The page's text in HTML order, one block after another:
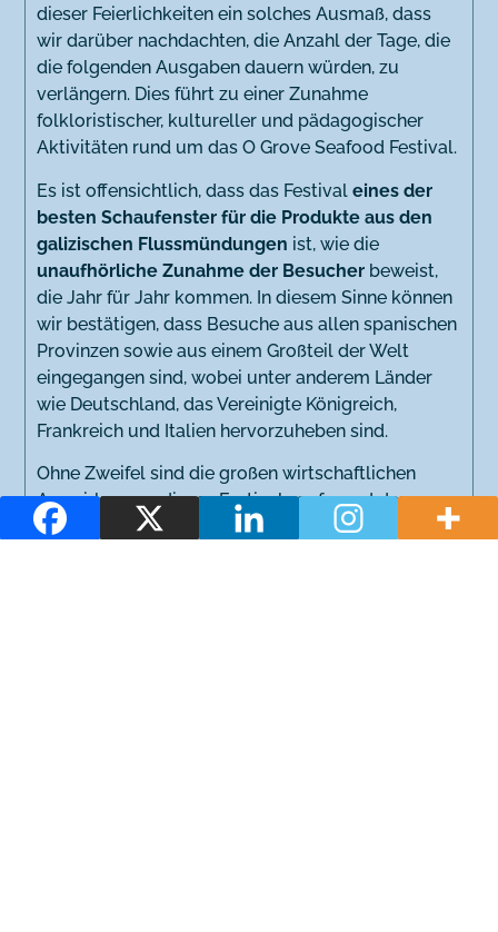
dieser Feierlichkeiten ein solches Ausmaß, dass
wir darüber nachdachten, die Anzahl der Tage, die
die folgenden Ausgaben dauern würden, zu
verlängern. Dies führt zu einer Zunahme
folkloristischer, kultureller und pädagogischer
Aktivitäten rund um das O Grove Seafood Festival.
Es ist offensichtlich, dass das Festivaleines der
besten Schaufenster für die Produkte aus den
galizischen Flussmündungen ist, wie die
unaufhörliche Zunahme der Besucher beweist,
die Jahr für Jahr kommen. In diesem Sinne können
wir bestätigen, dass Besuche aus allen spanischen
Provinzen sowie aus einem Großteil der Welt
eingegangen sind, wobei unter anderem Länder
wie Deutschland, das Vereinigte Königreich,
Frankreich und Italien hervorzuheben sind.
Ohne Zweifel sind die großen wirtschaftlichen
Auswirkungen dieses Festivals aufgrund der
Vielzahl von Sektoren, auf die es indirekt